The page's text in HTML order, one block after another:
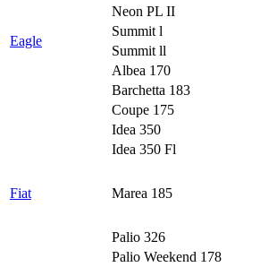
Neon PL II
Eagle
Summit l
Summit ll
Fiat
Albea 170
Barchetta 183
Coupe 175
Idea 350
Idea 350 Fl
Marea 185
Palio 326
Palio Weekend 178